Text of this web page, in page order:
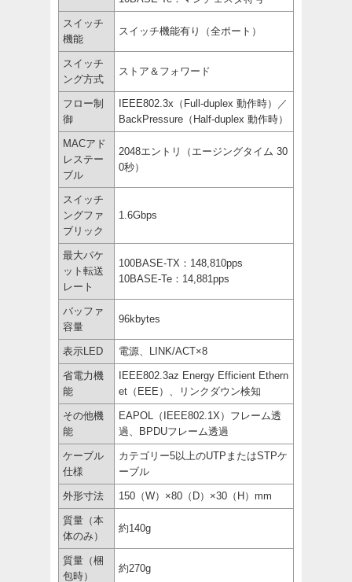
スイッチ
機能
スイッチ機能有り（全ポート）
スイッチ
ング方式
ストア＆フォワード
フロー制
御
IEEE802.3x（Full-duplex 動作時）／
BackPressure（Half-duplex 動作時）
MACアド
レステー
ブル
2048エントリ（エージングタイム 30
0秒）
スイッチ
ングファ
ブリック
1.6Gbps
最大パケ
ット転送
レート
100BASE-TX：148,810pps
10BASE-Te：14,881pps
バッファ
容量
96kbytes
表示LED 電源、LINK/ACT×8
省電力機
能
IEEE802.3az Energy Efficient Ethern
et（EEE）、リンクダウン検知
その他機
能
EAPOL（IEEE802.1X）フレーム透
過、BPDUフレーム透過
ケーブル
仕様
カテゴリー5以上のUTPまたはSTPケ
ーブル
外形寸法 150（W）×80（D）×30（H）mm
質量（本
体のみ）
約140g
質量（梱
包時）
約270g